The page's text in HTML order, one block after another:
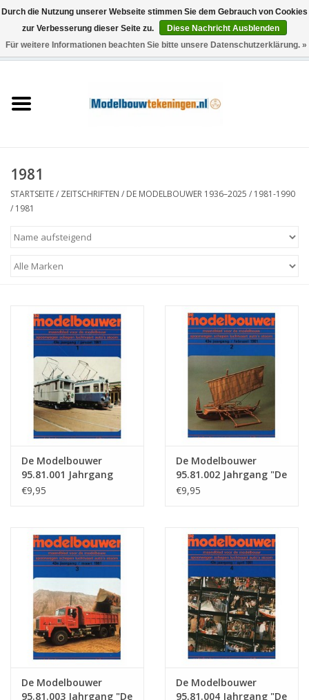
0 Artikel - €0,00
Schiffe
Holzbau
Maschinen
Zeitschriften
Neue Zeichnungen
NEUE ZEITSCHRIFTEN
ABONNEMENT DER
MODELLBAUER
1981
STARTSEITE/ ZEITSCHRIFTEN / DE MODELBOUWER 1936–2025 / 1981-1990
/ 1981
De Modelbouwer
95.81.001 Jahrgang
"Der Modellbauer"
€9,95
De Modelbouwer
95.81.002 Jahrgang "De
Modelbouwer"
€9,95
De Modelbouwer
95.81.003 Jahrgang "De
De Modelbouwer
95.81.004 Jahrgang "De
Durch die Nutzung unserer Webseite stimmen Sie dem Gebrauch von Cookies
zur Verbesserung dieser Seite zu.
Diese Nachricht Ausblenden
Für weitere Informationen beachten Sie bitte unsere Datenschutzerklärung. »